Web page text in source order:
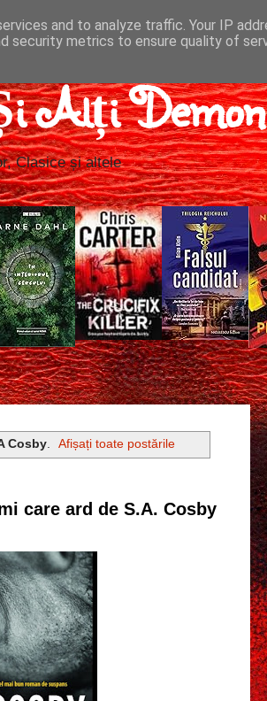
Alți
Clasice și altele
Cosby. Afișați toate postările
care ard de S.A. Cosby
and to analyze traffic. Your IP
security metrics to ensure quality of